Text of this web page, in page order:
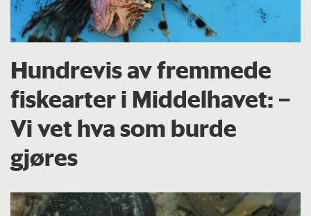
Hundrevis av fremmede
fiskearter i Middelhavet: –
Vi vet hva som burde
gjøres